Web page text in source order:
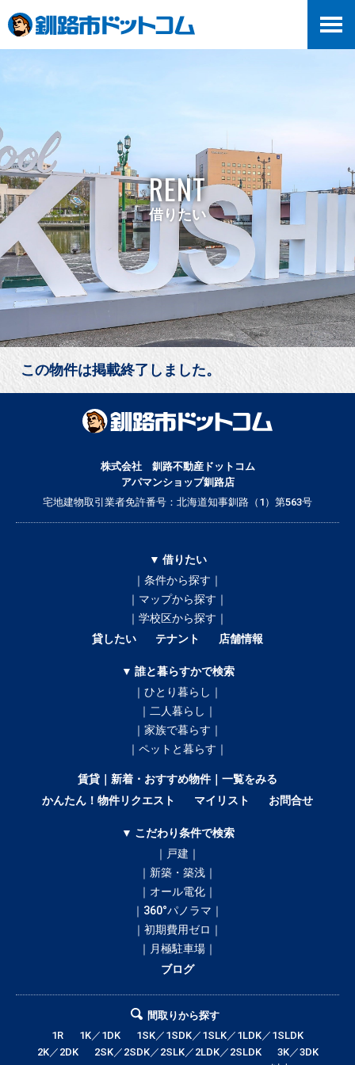
RENT
借りたい
この物件は掲載終了しました。
株式会社 釧路不動産ドットコム
アパマンショップ釧路店
宅地建物取引業者免許番号：北海道知事釧路（1）第563号
▼ 借りたい
｜条件から探す｜
｜マップから探す｜
｜学校区から探す｜
貸したい
テナント 店舗情報
▼ 誰と暮らすかで検索
｜ひとり暮らし｜
｜二人暮らし｜
｜家族で暮らす｜
｜ペットと暮らす｜
賃貸｜新着・おすすめ物件｜一覧をみる
かんたん！物件リクエスト
マイリスト お問合せ
▼ こだわり条件で検索
｜戸建｜
｜新築・築浅｜
｜オール電化｜
｜360°パノラマ｜
｜初期費用ゼロ｜
｜月極駐車場｜
ブログ
間取りから探す
1R
1K／1DK
1SK／1SDK／1SLK／1LDK／1SLDK
2K／2DK
2SK／2SDK／2SLK／2LDK／2SLDK
3K／3DK